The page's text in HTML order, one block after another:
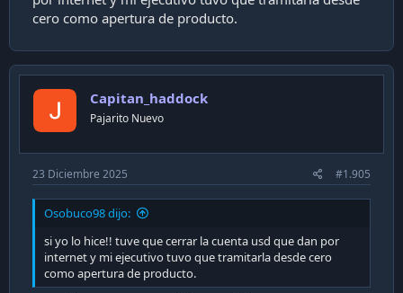
cero como apertura de producto.
Capitan_haddock
Pajarito Nuevo
23 Diciembre 2025 #1.905
Osobuco98 dijo:
si yo lo hice!! tuve que cerrar la cuenta usd que dan por
internet y mi ejecutivo tuvo que tramitarla desde cero
como apertura de producto.